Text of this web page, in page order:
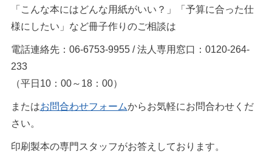
「こんな本にはどんな用紙がいい？」「予算に合った仕
様にしたい」など冊子作りのご相談は
電話連絡先：06-6753-9955 / 法人専用窓口：0120-264-
233
（平日10：00～18：00）
またはお問合わせフォームからお気軽にお問合わせくだ
さい。
印刷製本の専門スタッフがお答えしております。